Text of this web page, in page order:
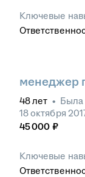
Ключевые
менеджер
48лет • Была
18 октября
45 000 ₽
Ключевые